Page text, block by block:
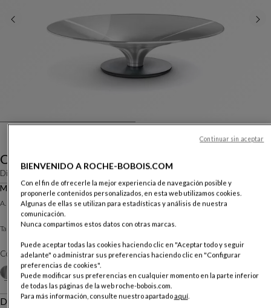
Ovni
Diseño
Mesa De Centro Ø.90
A. 22 X ∅. 90 Cm
Otras dimensiones
Table Basse :Aluminio natural
Color :Alu vernis naturel
+3
Descripción
BIENVENIDO A ROCHE-BOBOIS.COM
Con el fin de ofrecerle la mejor experiencia de navegación posible y
proponerle contenidos personalizados, en esta web utilizamos cookies.
Algunas de ellas se utilizan para estadísticas y análisis de nuestra
comunicación.
Nunca compartimos estos datos con otras marcas.
Puede aceptar todas las cookies haciendo clic en "Aceptar todo y seguir
adelante" o administrar sus preferencias haciendo clic en "Configurar
preferencias de cookies".
Puede modificar sus preferencias en cualquier momento en la parte inferior
de todas las páginas de la web roche-bobois.com.
Para más información, consulte nuestro apartadoaquí.
Continuar sin aceptar